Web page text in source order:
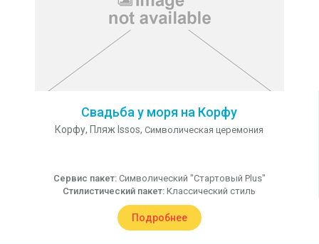
Свадьба у моря на Корфу
Корфу, Пляж Issos, Символическая церемония
Сервис пакет: Символический "Стартовый Plus"
Стилистический пакет: Классический стиль
Подробнее